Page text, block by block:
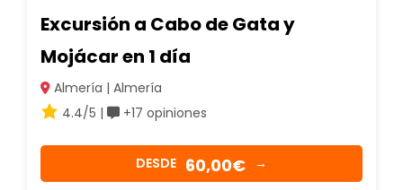
Excursión a Cabo de Gata y
Mojácar en 1 día
Almería | Almería
4.4/5 |
+17 opiniones
DESDE 60,00€ →